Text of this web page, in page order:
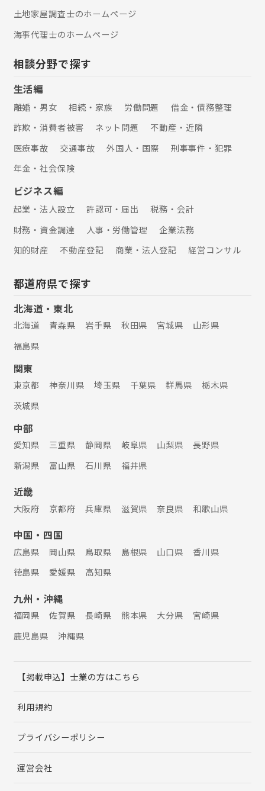
金 中小企業の後継者が事業承継を行う
際の経営改善や新事業展開に必要な費
用を支援します。円滑な事業承継を促
事業者が販路拡大や生産性向上を行う
や店舗改装、小規模な機械装置などが
土地家屋調査士のホームぺージ
海事代理士のホームぺージ
相談分野で探す
生活編
離婚・男女 相続・家族 労働問題
借金・債務整理
詐欺・消費者被害
ネット問題
不動産・近隣
医療事故
交通事故 外国人・国際
刑事事件・犯罪
年金・社会保険
ビジネス編
起業・法人設立 許認可・届出
税務・会計
財務・資金調達
人事・労働管理
企業法務
知的財産
不動産登記 商業・法人登記 経営コンサル
都道府県で探す
北海道・東北
北海道 青森県 岩手県 秋田県 宮城県
山形県
福島県
関東
東京都 神奈川県 埼玉県 千葉県 群馬県
栃木県
茨城県
中部
愛知県 三重県 静岡県 岐阜県 山梨県
長野県
新潟県
富山県 石川県 福井県
近畿
大阪府 京都府 兵庫県 滋賀県 奈良県 和歌山県
中国・四国
広島県 岡山県 鳥取県 島根県 山口県
香川県
徳島県
愛媛県 高知県
九州・沖縄
福岡県 佐賀県 長崎県 熊本県 大分県
宮崎県
鹿児島県
沖縄県
【掲載申込】士業の方はこちら
利用規約
プライバシーポリシー
運営会社